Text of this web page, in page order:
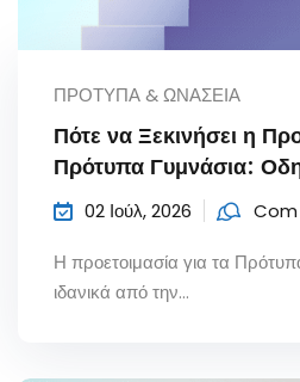
ΠΡΌΤΥΠΑ & ΩΝΆΣΕΙΑ
Πότε να Ξεκινήσει η
Πρότυπα Γυμνάσια:
02 Ιούλ, 2026 Com
Η προετοιμασία για τα
ιδανικά από την...